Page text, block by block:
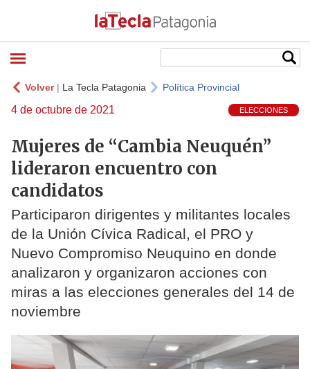
Volver| La Tecla Patagonia Política Provincial
4 de octubre de 2021 ELECCIONES
Mujeres de “Cambia Neuquén”
lideraron encuentro con
candidatos
Participaron dirigentes y militantes locales
de la Unión Cívica Radical, el PRO y
Nuevo Compromiso Neuquino en donde
analizaron y organizaron acciones con
miras a las elecciones generales del 14 de
noviembre